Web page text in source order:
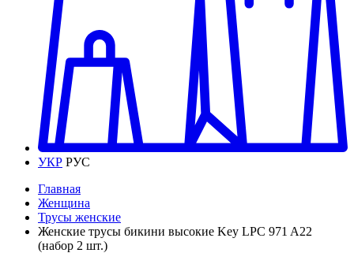
УКР РУС
Главная
Женщина
Трусы женские
Женские трусы бикини высокие Key LPC 971 A22
(набор 2 шт.)